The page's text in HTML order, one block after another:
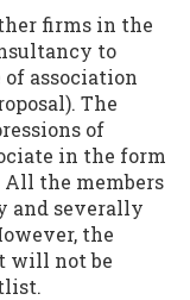
firms in the
to
association
The
of
in the form
the members
and severally
the
will not be